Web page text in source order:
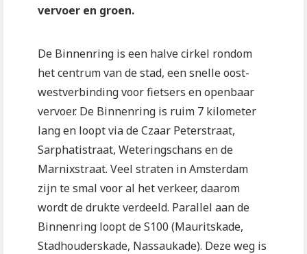
vervoer en groen.
De Binnenring is een halve cirkel rondom
het centrum van de stad, een snelle oost-
westverbinding voor fietsers en openbaar
vervoer. De Binnenring is ruim 7 kilometer
lang en loopt via de Czaar Peterstraat,
Sarphatistraat, Weteringschans en de
Marnixstraat. Veel straten in Amsterdam
zijn te smal voor al het verkeer, daarom
wordt de drukte verdeeld. Parallel aan de
Binnenring loopt de S100 (Mauritskade,
Stadhouderskade, Nassaukade). Deze weg is